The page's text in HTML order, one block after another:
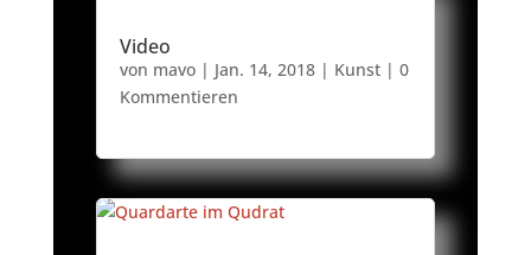
Video
von mavo| Jan. 14, 2018| Kunst| 0
Kommentieren